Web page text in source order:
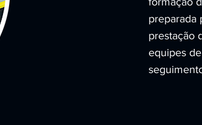
preparada
prestação
equipes